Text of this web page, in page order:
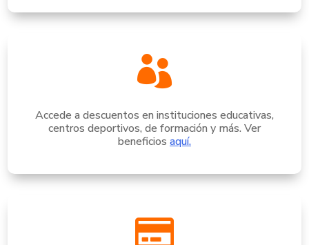

Accede a descuentos en instituciones educativas,
centros deportivos, de formación y más. Ver
beneficios aquí.
